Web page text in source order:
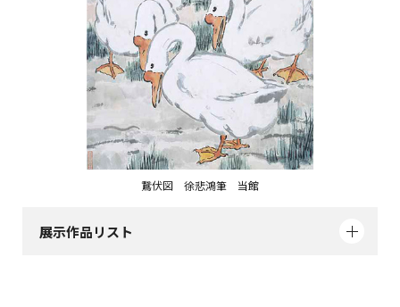
鵞伏図 徐悲鴻筆 当館
展示作品リスト